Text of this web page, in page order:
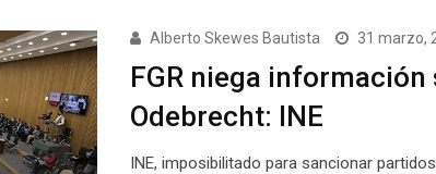
Alberto Skewes Bautista 31 marzo,
FGR niega información
Odebrecht: INE
INE, imposibilitado para sancionar